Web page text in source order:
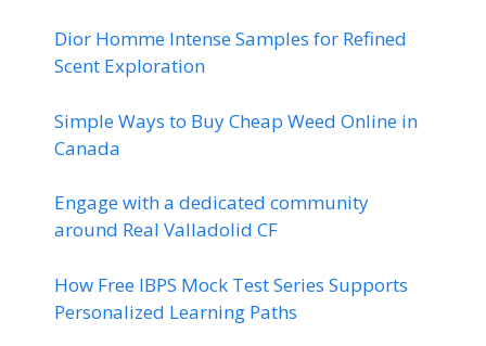
Dior Homme Intense Samples for Refined
Scent Exploration
Simple Ways to Buy Cheap Weed Online in
Canada
Engage with a dedicated community
around Real Valladolid CF
How Free IBPS Mock Test Series Supports
Personalized Learning Paths